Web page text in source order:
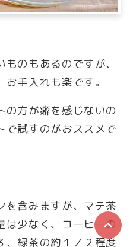
のもあるのですが、
手入れも楽です。
の方が癖を感じないの
で試すのがおススメで
を含みますが、マテ茶
は少なく、コーヒーの
、緑茶の約１／２程度